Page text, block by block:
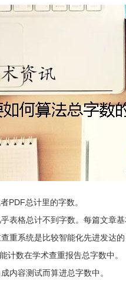
PDF总计里的字数。
格总计不到字数。每篇文章
系统是比较智能化先进发达
计数在学术查重报告总字数中。
内容测试而算进总字数中。